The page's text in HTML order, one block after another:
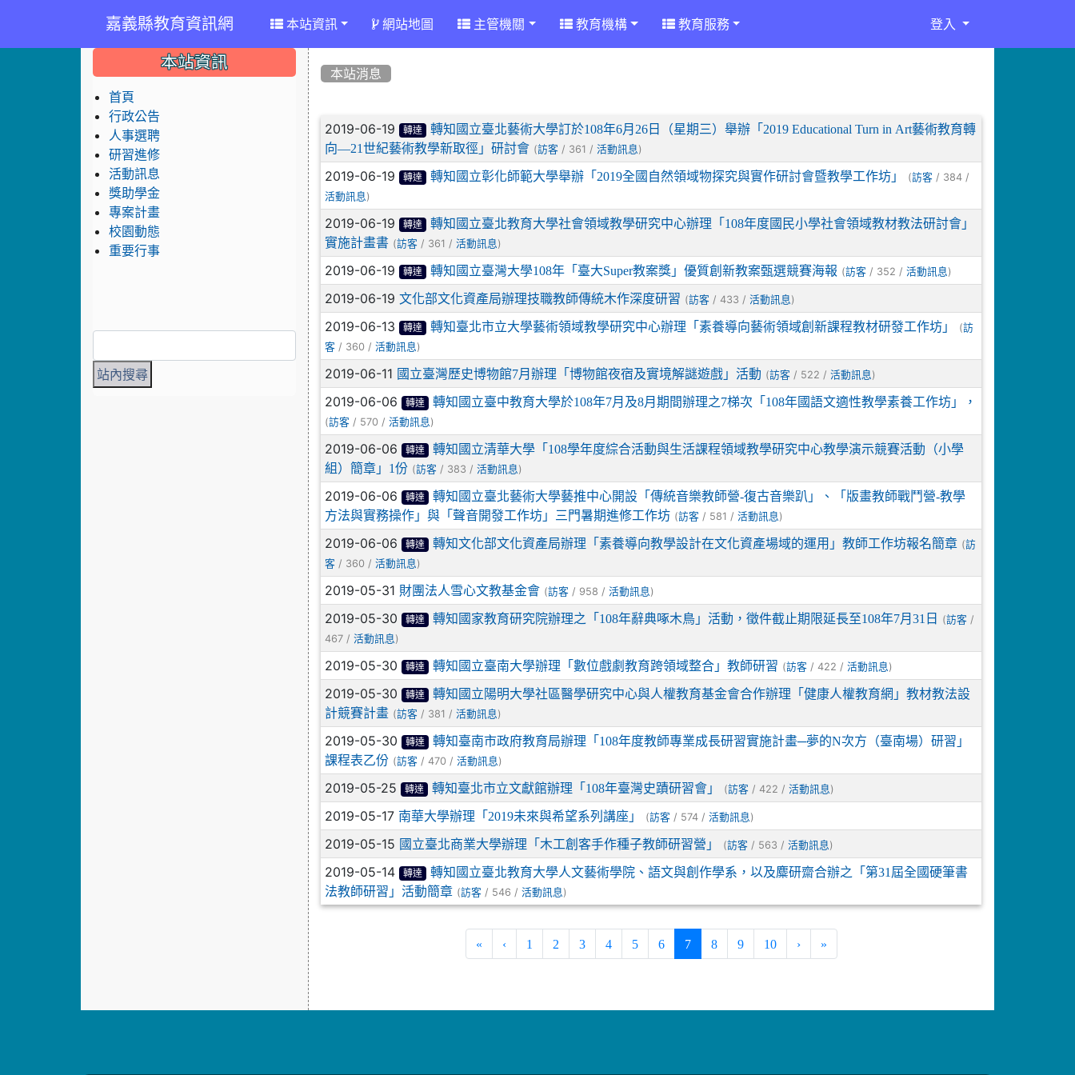
嘉義縣教育資訊網 本站資訊 網站地圖 主管機關 教育機構 教育服務 登入
本站消息
文章列表
2019-06-19 轉達
轉知國立臺北藝術大學訂於108年6月26日（星期三）舉辦「2019 Educational Turn in Art藝術教育轉
向—21世紀藝術教學新取徑」研討會 (訪客 / 361 /活動訊息 )
2019-06-19 轉達 轉知國立彰化師範大學舉辦「2019全國自然領域物探究與實作研討會暨教學工作坊」 (訪客 / 384 /
活動訊息 )
2019-06-19 轉達
轉知國立臺北教育大學社會領域教學研究中心辦理「108年度國民小學社會領域教材教法研討會」
實施計畫書 (訪客 / 361 /活動訊息 )
2019-06-19 轉達 轉知國立臺灣大學108年「臺大Super教案獎」優質創新教案甄選競賽海報 (訪客 / 352 / 活動訊息 )
2019-06-19文化部文化資產局辦理技職教師傳統木作深度研習 (訪客 / 433 /活動訊息 )
2019-06-13 轉達 轉知臺北市立大學藝術領域教學研究中心辦理「素養導向藝術領域創新課程教材研發工作坊」 (訪
客 / 360 /活動訊息 )
2019-06-11 國立臺灣歷史博物館7月辦理「博物館夜宿及實境解謎遊戲」活動 (訪客 / 522 /活動訊息 )
2019-06-06 轉達 轉知國立臺中教育大學於108年7月及8月期間辦理之7梯次「108年國語文適性教學素養工作坊」，
(訪客 / 570 /活動訊息 )
2019-06-06 轉達
轉知國立清華大學「108學年度綜合活動與生活課程領域教學研究中心教學演示競賽活動（小學
組）簡章」1份 (訪客 / 383 /活動訊息 )
2019-06-06 轉達
轉知國立臺北藝術大學藝推中心開設「傳統音樂教師營-復古音樂趴」、「版畫教師戰鬥營-教學
方法與實務操作」與「聲音開發工作坊」三門暑期進修工作坊 (訪客 / 581 /活動訊息 )
2019-06-06 轉達 轉知文化部文化資產局辦理「素養導向教學設計在文化資產場域的運用」教師工作坊報名簡章 (訪
客 / 360 /活動訊息 )
2019-05-31 財團法人雪心文教基金會 (訪客 / 958 /活動訊息 )
2019-05-30 轉達 轉知國家教育研究院辦理之「108年辭典啄木鳥」活動，徵件截止期限延長至108年7月31日 (訪客 /
467 /活動訊息 )
2019-05-30 轉達 轉知國立臺南大學辦理「數位戲劇教育跨領域整合」教師研習 (訪客 / 422 / 活動訊息 )
2019-05-30 轉達
轉知國立陽明大學社區醫學研究中心與人權教育基金會合作辦理「健康人權教育網」教材教法設
計競賽計畫 (訪客 / 381 /活動訊息 )
2019-05-30 轉達
轉知臺南市政府教育局辦理「108年度教師專業成長研習實施計畫─夢的N次方（臺南場）研習」
課程表乙份 (訪客 / 470 /活動訊息 )
2019-05-25 轉達 轉知臺北市立文獻館辦理「108年臺灣史蹟研習會」 (訪客 / 422 / 活動訊息 )
2019-05-17 南華大學辦理「2019未來與希望系列講座」 (訪客 / 574 /活動訊息 )
2019-05-15 國立臺北商業大學辦理「木工創客手作種子教師研習營」 (訪客 / 563 /活動訊息 )
2019-05-14 轉達
轉知國立臺北教育大學人文藝術學院、語文與創作學系，以及麋研齋合辦之「第31屆全國硬筆書
法教師研習」活動簡章 (訪客 / 546 /活動訊息 )
« ‹ 1 2 3 4 5 6 7(current)
8 9 10 › »
::: 本站資訊
首頁
行政公告
人事選聘
研習進修
活動訊息
獎助學金
專案計畫
校園動態
重要行事